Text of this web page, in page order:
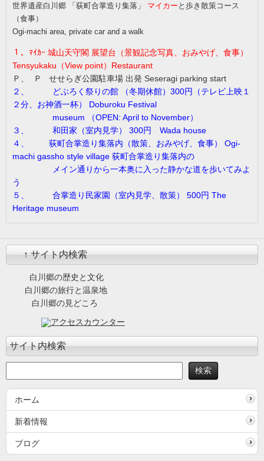
世界遺産白川郷 「荻町合掌造り集落」 マイカー と歩き散策コース
（食事）
Ogi-machi area, private car and a walk
１、ﾏｲｶｰ 城山天守閣 展望台（景観記念写真、おみやげ、食事）
Tensyukaku（View point）Restaurant
Ｐ、 Ｐ せせらぎ公園駐車場 出発 Seseragi parking start
２、 どぶろく祭りの館 （冬期休館）300円（テレビ上映１
２分、お神酒一杯） Doburoku Festival
museum （OPEN: April to November）
３、 和田家（室内見学） 300円 Wada house
４、 荻町合掌造り集落内（散策、おみやげ、食事） Ogi-
machi gassho style village 荻町合掌造り集落内の
メイン通りから一本奥に入った静かな道を歩いてみよ
う
５、 合掌造り民家園（室内見学、散策） 500円 The
Heritage museum
↑ サイト内検索
白川郷の歴史と文化
白川郷の旅行と温泉地
白川郷の見どころ
サイト内検索
ホーム
新着情報
ブログ